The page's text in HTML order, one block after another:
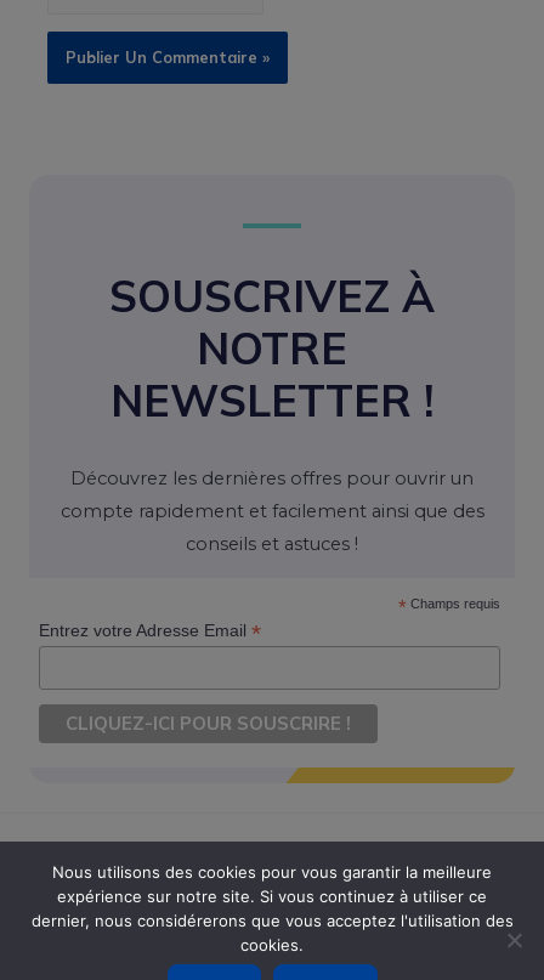
SOUSCRIVEZ À
NOTRE
NEWSLETTER !
Découvrez les dernières offres pour ouvrir un
compte rapidement et facilement ainsi que des
conseils et astuces !
* Champs requis
Entrez votre Adresse Email*
Copyright © 2026 Ouvrir Son Compte. Tous Droits Réservés
Powered by Ouvrir Son Compte
Nous utilisons des cookies pour vous garantir la meilleure
expérience sur notre site. Si vous continuez à utiliser ce
dernier, nous considérerons que vous acceptez l'utilisation des
cookies.